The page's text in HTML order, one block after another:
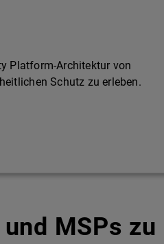
Platform-Architektur von
Schutz zu erleben.
MSPs zu